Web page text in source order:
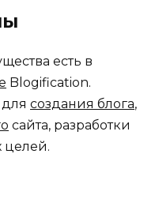
есть в
Blogification.
создания блога,
сайта, разработки
целей.